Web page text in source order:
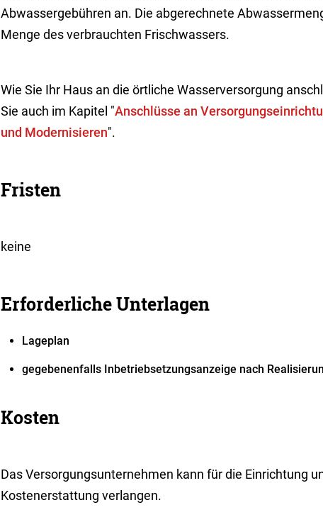
Abwassergebühren an. Die abgerechnete
Menge des verbrauchten Frischwassers.
Wie Sie Ihr Haus an die örtliche Wasserversorgung
Sie auch im Kapitel "Anschlüsse an
und Modernisieren".
Fristen
keine
Erforderliche Unterlagen
Lageplan
gegebenenfalls Inbetriebsetzungsanzeige nach
Kosten
Das Versorgungsunternehmen kann für die Einrichtung
Kostenerstattung verlangen.